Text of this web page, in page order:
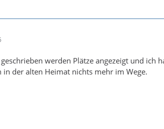
werden Plätze angezeigt und ich
in der alten Heimat nichts mehr im Wege.